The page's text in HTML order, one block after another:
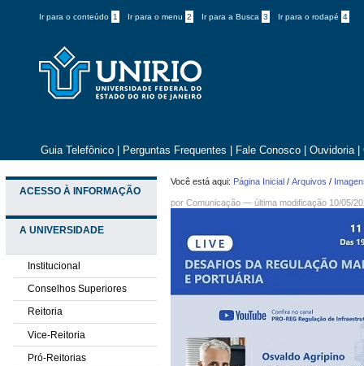
Ir para o conteúdo 1 Ir para o menu 2 Ir para a Busca 3 Ir para o rodapé 4
Guia Telefônico Perguntas Frequentes Fale Conosco Ouvidoria
ACESSO À INFORMAÇÃO
A UNIVERSIDADE
Institucional
Conselhos Superiores
Reitoria
Vice-Reitoria
Pró-Reitorias
Você está aqui: Página Inicial /Arquivos /
porComunicação —última modificação 10/05/